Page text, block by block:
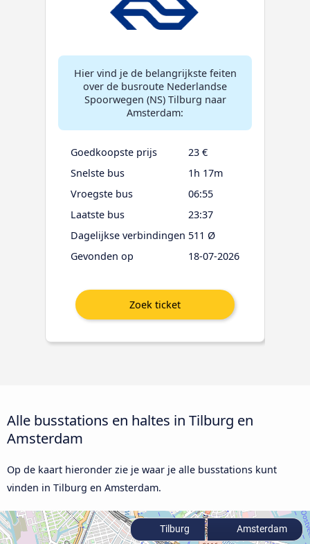
Hier vind je de belangrijkste feiten
over de busroute Nederlandse
Spoorwegen (NS) Tilburg naar
Amsterdam:
Goedkoopste prijs
23 €
Snelste bus
1h 17m
Vroegste bus
06:55
Laatste bus
23:37
Dagelijkse verbindingen 511 Ø
Gevonden op
18-07-2026
Alle busstations en haltes in Tilburg en
Amsterdam
Op de kaart hieronder zie je waar je alle busstations kunt
vinden in Tilburg en Amsterdam.
Tilburg Amsterdam